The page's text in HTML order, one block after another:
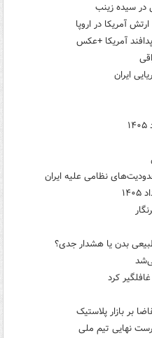
در سیده زینب
آمریکا در اروپا
ایران
نظامی علیه ایران
بدن یا هشدار جدی؟
کرد
بر بازار پلاستیک